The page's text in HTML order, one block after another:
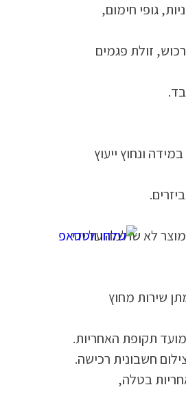
גופי חימום,
זולת פגמים
ונחוץ ייעוץ
לא שולמה על ידי
שירות מחוץ
תקופת האחריות.
חשבונית רכישה.
בטלה,